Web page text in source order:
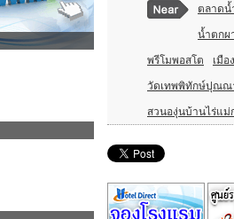
ตลาดน้
น้ำตกผ
พรีโมพอสโต เมื
วัดเทพพิทักษ์ปุณณ
สวนองุ่นบ้านไร่แม่